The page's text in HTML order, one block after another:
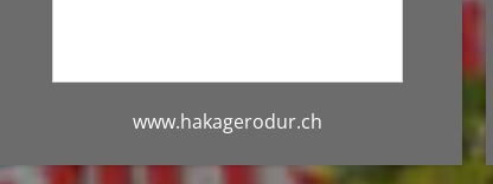
www.hakagerodur.ch